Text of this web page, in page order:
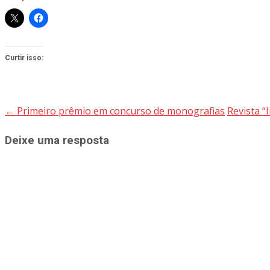
Curtir isso:
Post
navigation
← Primeiro prêmio em concurso de monografias Revista
Deixe uma resposta